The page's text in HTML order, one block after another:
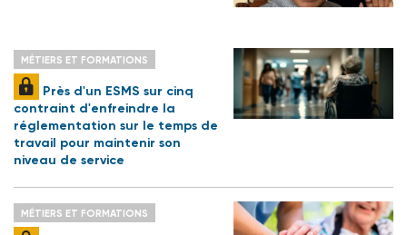
MÉTIERS ET FORMATIONS
Près d'un ESMS sur cinq
contraint d'enfreindre la
réglementation sur le temps de
travail pour maintenir son
niveau de service
MÉTIERS ET FORMATIONS